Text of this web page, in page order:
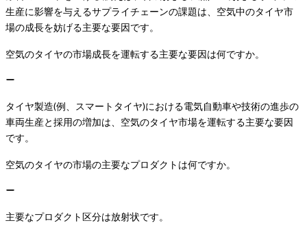
生産に影響を与えるサプライチェーンの課題は、空気中のタイヤ市
場の成長を妨げる主要な要因です。
空気のタイヤの市場成長を運転する主要な要因は何ですか。
タイヤ製造(例、スマートタイヤ)における電気自動車や技術の進歩の
車両生産と採用の増加は、空気のタイヤ市場を運転する主要な要因
です。
空気のタイヤの市場の主要なプロダクトは何ですか。
主要なプロダクト区分は放射状です。